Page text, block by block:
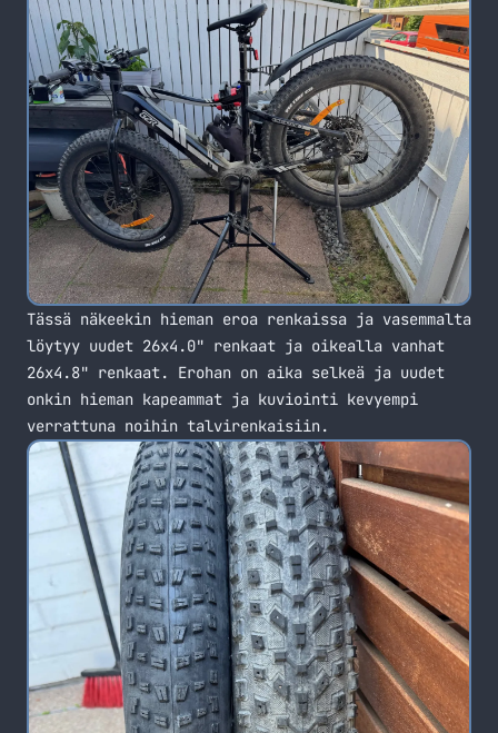
Tässä näkeekin hieman eroa renkaissa ja vasemmalta
löytyy uudet 26x4.0" renkaat ja oikealla vanhat
26x4.8" renkaat. Erohan on aika selkeä ja uudet
onkin hieman kapeammat ja kuviointi kevyempi
verrattuna noihin talvirenkaisiin.